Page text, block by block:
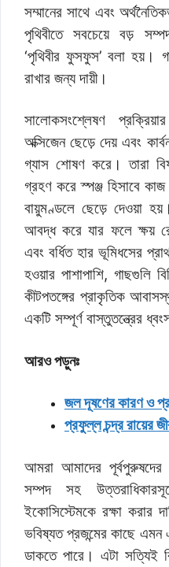
সম্মানের সাথে এবং
পৃথিবীতে সবচেয়ে বড়
‘পৃথিবীর ফুসফুস’ বলা হয়।
রাখার জন্য দায়ী।
সালোকসংশ্লেষণ
অক্সিজেন ছেড়ে দেয় এবং
গ্যাস শোষণ করে। তারা
গ্রহণ করে স্পঞ্জ হিসাবে কাজ
বায়ুমণ্ডলে ছেড়ে দেওয়া
আবদ্ধ করে যার ফলে ক্ষয়
এবং বর্ধিত হার ভূমিধসের
হওয়ার পাশাপাশি, গাছগুলি
কীটপতঙ্গের প্রাকৃতিক
একটি সম্পূর্ণ বাস্তুতন্ত্রের
আরও পড়ুনঃ
জল দূষণের কারণ ও
প্রফুল্ল চন্দ্র রায়ের
আমরা আমাদের
সম্পদ সহ
ইকোসিস্টেমকে রক্ষা করার
ভবিষ্যত প্রজন্মের কাছে এমন
ডাকতে পারে। এটা সত্যিই